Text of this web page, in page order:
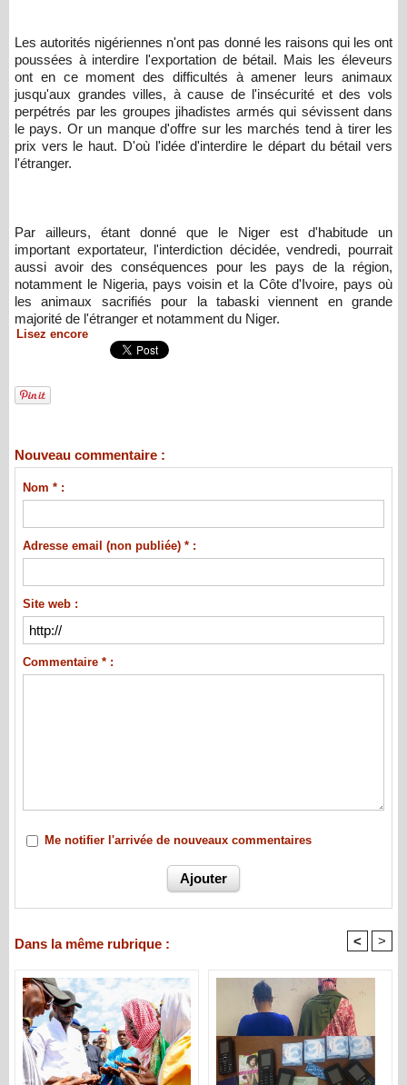
Les autorités nigériennes n'ont pas donné les raisons qui les ont
poussées à interdire l'exportation de bétail. Mais les éleveurs
ont en ce moment des difficultés à amener leurs animaux
jusqu'aux grandes villes, à cause de l'insécurité et des vols
perpétrés par les groupes jihadistes armés qui sévissent dans
le pays. Or un manque d'offre sur les marchés tend à tirer les
prix vers le haut. D'où l'idée d'interdire le départ du bétail vers
l'étranger.
Par ailleurs, étant donné que le Niger est d'habitude un
important exportateur, l'interdiction décidée, vendredi, pourrait
aussi avoir des conséquences pour les pays de la région,
notamment le Nigeria, pays voisin et la Côte d'Ivoire, pays où
les animaux sacrifiés pour la tabaski viennent en grande
majorité de l'étranger et notamment du Niger.
Lisez encore
Nouveau commentaire :
Nom * :
Adresse email (non publiée) * :
Site web :
Commentaire * :
Me notifier l'arrivée de nouveaux commentaires
Dans la même rubrique : < >